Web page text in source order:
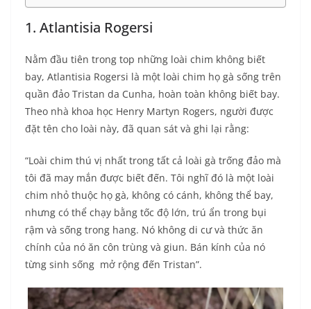
1. Atlantisia Rogersi
Nằm đầu tiên trong top những loài chim không biết
bay, Atlantisia Rogersi là một loài chim họ gà sống trên
quần đảo Tristan da Cunha, hoàn toàn không biết bay.
Theo nhà khoa học Henry Martyn Rogers, người được
đặt tên cho loài này, đã quan sát và ghi lại rằng:
“Loài chim thú vị nhất trong tất cả loài gà trống đảo mà
tôi đã may mắn được biết đến. Tôi nghĩ đó là một loài
chim nhỏ thuộc họ gà, không có cánh, không thể bay,
nhưng có thể chạy bằng tốc độ lớn, trú ẩn trong bụi
rậm và sống trong hang. Nó không di cư và thức ăn
chính của nó ăn côn trùng và giun. Bán kính của nó
từng sinh sống mở rộng đến Tristan”.